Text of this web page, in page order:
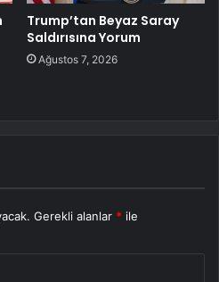
Trump’tan Beyaz Saray
Saldırısına Yorum
Ağustos 7, 2026
Gerekli alanlar * ile